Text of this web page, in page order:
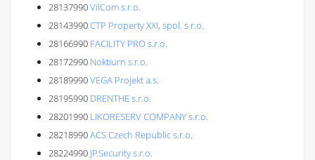
28137990VilCom s.r.o.
28143990CTP Property XXI, spol. s r.o.
28166990 FACILITY PRO s.r.o.
28172990 Noktiurn s.r.o.
28189990VEGA Projekt a.s.
28195990 DRENTHE s.r.o.
28201990 LIKORESERV COMPANY s.r.o.
28218990ACS Czech Republic s.r.o.
28224990 JP.Security s.r.o.